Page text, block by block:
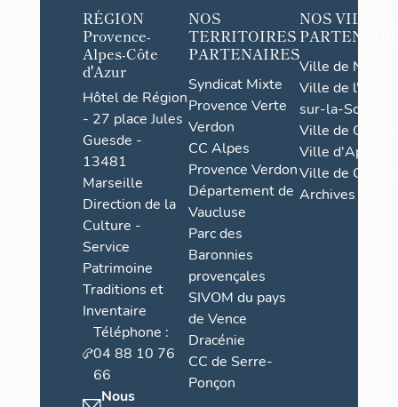
RÉGION
Provence-
Alpes-Côte
d'Azur
Hôtel de Région
- 27 place Jules
Guesde -
13481
Marseille
Direction de la
Culture -
Service
Patrimoine
Traditions et
Inventaire
Téléphone :
04 88 10 76
66
Nous
NOS
TERRITOIRES
PARTENAIRES
Syndicat Mixte
Provence Verte
Verdon
CC Alpes
Provence Verdon
Département de
Vaucluse
Parc des
Baronnies
provençales
SIVOM du pays
de Vence
Dracénie
CC de Serre-
Ponçon
NOS VILLES
Ville de Nice
Ville de l'Isle-
sur-la-Sorgue
Ville de Grasse
Ville d'Apt
Ville de
Archives